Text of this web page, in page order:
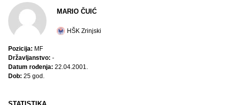
MARIO ČUIĆ
HŠK Zrinjski
Pozicija: MF
Državljanstvo: -
Datum rođenja: 22.04.2001.
Dob: 25 god.